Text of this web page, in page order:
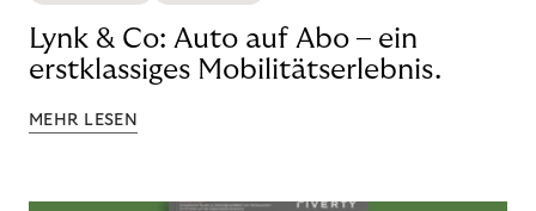
Lynk & Co: Auto auf Abo – ein
erstklassiges Mobilitätserlebnis.
MEHR LESEN